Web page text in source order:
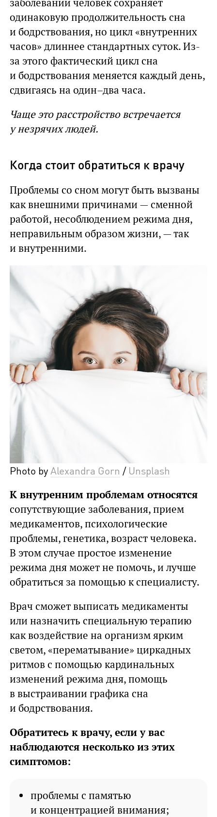
одинаковую продолжительность сна
и бодрствования, но цикл «внутренних
часов» длиннее стандартных суток. Из-
за этого фактический цикл сна
и бодрствования меняется каждый день,
сдвигаясь на один–два часа.
Чаще это расстройство встречается
у незрячих людей.
Когда стоит обратиться к врачу
Проблемы со сном могут быть вызваны
как внешними причинами — сменной
работой, несоблюдением режима дня,
неправильным образом жизни, — так
и внутренними.
Photo by Alexandra Gorn / Unsplash
К внутренним проблемам относятся
сопутствующие заболевания, прием
медикаментов, психологические
проблемы, генетика, возраст человека.
В этом случае простое изменение
режима дня может не помочь, и лучше
обратиться за помощью к специалисту.
Врач сможет выписать медикаменты
или назначить специальную терапию
как воздействие на организм ярким
светом, «перематывание» циркадных
ритмов с помощью кардинальных
изменений режима дня, помощь
в выстраивании графика сна
и бодрствования.
Обратитесь к врачу, если у вас
наблюдаются несколько из этих
симптомов:
проблемы с памятью
и концентрацией внимания;